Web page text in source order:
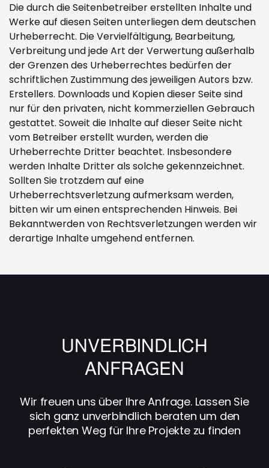
Die durch die Seitenbetreiber erstellten Inhalte und
Werke auf diesen Seiten unterliegen dem deutschen
Urheberrecht. Die Vervielfältigung, Bearbeitung,
Verbreitung und jede Art der Verwertung außerhalb
der Grenzen des Urheberrechtes bedürfen der
schriftlichen Zustimmung des jeweiligen Autors bzw.
Erstellers. Downloads und Kopien dieser Seite sind
nur für den privaten, nicht kommerziellen Gebrauch
gestattet. Soweit die Inhalte auf dieser Seite nicht
vom Betreiber erstellt wurden, werden die
Urheberrechte Dritter beachtet. Insbesondere
werden Inhalte Dritter als solche gekennzeichnet.
Sollten Sie trotzdem auf eine
Urheberrechtsverletzung aufmerksam werden,
bitten wir um einen entsprechenden Hinweis. Bei
Bekanntwerden von Rechtsverletzungen werden wir
derartige Inhalte umgehend entfernen.
UNVERBINDLICH
ANFRAGEN
Wir freuen uns über Ihre Anfrage. Lassen Sie
sich ganz unverbindlich beraten um den
perfekten Weg für Ihre Projekte zu finden